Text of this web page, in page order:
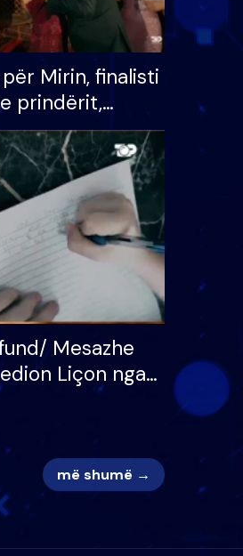
Mirin, finalisti
prindërit,
bashkëshorten:
letër divorci
Mesazhe
Liçon nga
moderatori
më shumë →